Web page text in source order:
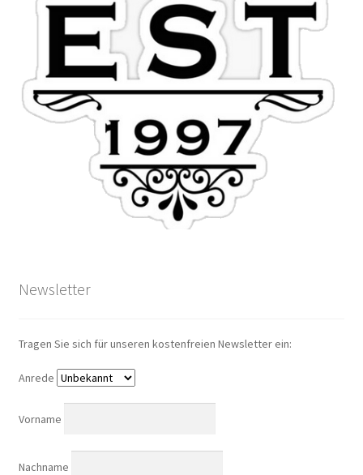
Newsletter
Tragen Sie sich für unseren kostenfreien Newsletter ein:
Anrede
Vorname
Nachname